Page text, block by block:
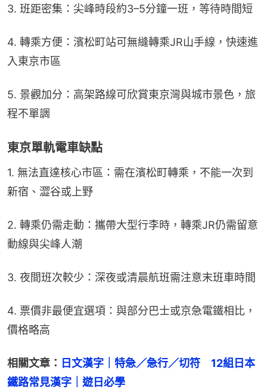
3. 班距密集：尖峰時段約3–5分鐘一班，等待時間短
4. 轉乘方便：濱松町站可無縫轉乘JR山手線，快速進
入東京市區
5. 景觀加分：高架路線可欣賞東京灣與城市景色，旅
程不單調
東京單軌電車缺點
1. 無法直達核心市區：需在濱松町轉乘，不能一次到
新宿、澀谷或上野
2. 轉乘仍需走動：攜帶大型行李時，轉乘JR仍需留意
動線與尖峰人潮
3. 夜間班次較少：深夜或清晨航班需注意末班車時間
4. 票價非最便宜選項：與部分巴士或京急電鐵相比，
價格略高
相關文章： 日文漢字｜特急／急行／切符　12組日本
鐵路常見漢字｜遊日必學